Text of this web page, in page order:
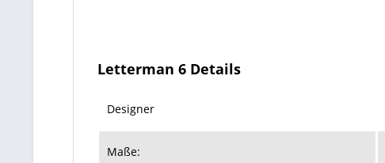
Letterman 6 Details
Designer
Maße: